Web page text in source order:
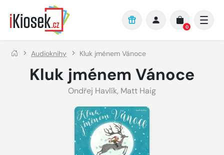
Přejít na hlavní obsah
0
Audioknihy Kluk jménem Vánoce
Kluk jménem Vánoce
Ondřej Havlík, Matt Haig